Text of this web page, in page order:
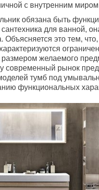
с внутренним миром
обязана быть
сантехника для ванной,
Объясняется это тем,
желаемого
современный рынок
тумб под
функциональных